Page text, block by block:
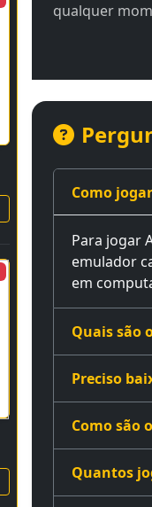
qualquer
Como
Para jogar
emulador
em
Quais são
Preciso
Como são
Quantos